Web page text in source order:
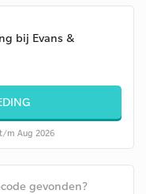
bij Evans &
m Aug 2026
gevonden?